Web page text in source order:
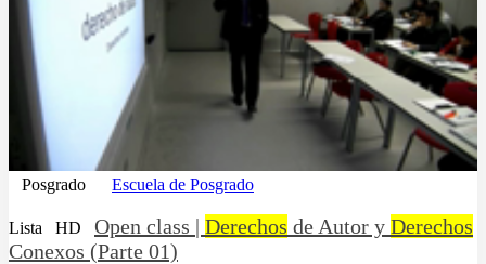
Posgrado Escuela de Posgrado
Lista HD Open class | Derechos de Autor y Derechos
Conexos (Parte 01)